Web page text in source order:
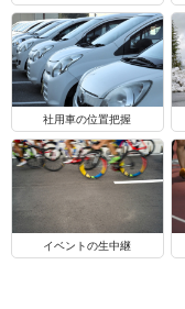
社用車の位置把握
イベントの生中継